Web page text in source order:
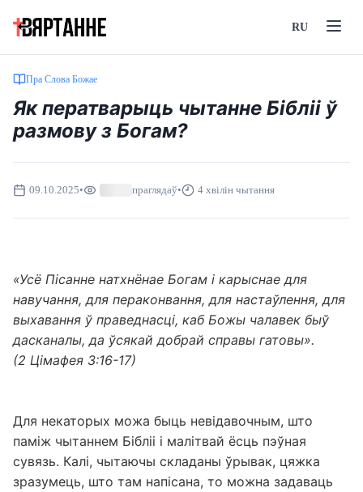
RU
Пра Слова Божае
Як ператварыць чытанне Бібліі ў
размову з Богам?
09.10.2025• праглядаў• 4 хвілін чытання
«Усё Пісанне натхнёнае Богам і карыснае для
навучання, для пераконвання, для настаўлення, для
выхавання ў праведнасці, каб Божы чалавек быў
дасканалы, да ўсякай добрай справы гатовы».
(2 Цімафея 3:16-17)
Для некаторых можа быць невідавочным, што
паміж чытаннем Бібліі і малітвай ёсць пэўная
сувязь. Калі, чытаючы складаны ўрывак, цяжка
зразумець, што там напісана, то можна задаваць